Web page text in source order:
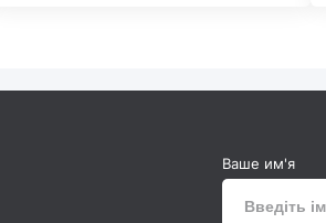
Ваше им'я